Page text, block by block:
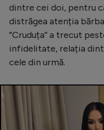
dintre cei doi, pentru
distrăgea atenția
”Cruduța” a trecut
infidelitate, relația
cele din urmă.